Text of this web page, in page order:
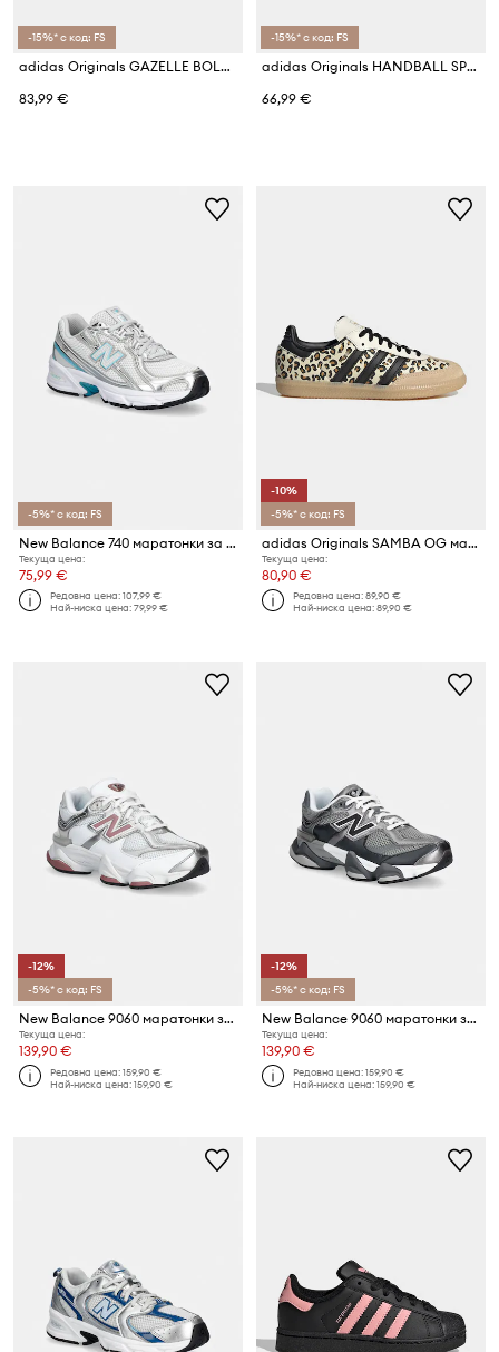
-15%* с код: FS
adidas Originals GAZELLE BOLD маратонки за деца от кожа
83,99 €
-15%* с код: FS
adidas Originals HANDBALL SPEZIAL маратонки за деца от велур
66,99 €
-5%* с код: FS
New Balance 740 маратонки за деца
Текуща цена:
75,99 €
Редовна цена:107,99 €
Най-ниска цена:79,99 €
-10%
-5%* с код: FS
adidas Originals SAMBA OG маратонки за деца
Текуща цена:
80,90 €
Редовна цена:89,90 €
Най-ниска цена:89,90 €
-12%
-5%* с код: FS
New Balance 9060 маратонки за деца
Текуща цена:
139,90 €
Редовна цена:159,90 €
Най-ниска цена:159,90 €
-12%
-5%* с код: FS
New Balance 9060 маратонки за деца
Текуща цена:
139,90 €
Редовна цена:159,90 €
Най-ниска цена:159,90 €